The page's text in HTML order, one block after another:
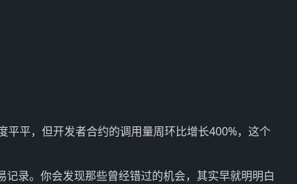
平，但开发者合约的调用量周环比增长400%，这个
录。你会发现那些曾经错过的机会，其实早就明明白